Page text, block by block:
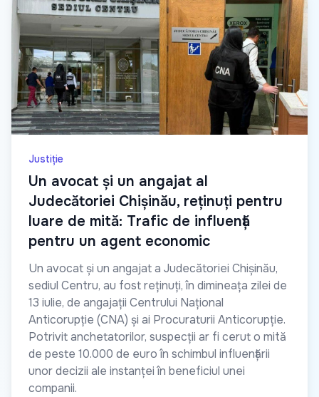
Justiție
Un avocat și un angajat al
Judecătoriei Chișinău, reținuți pentru
luare de mită: Trafic de influență
pentru un agent economic
Un avocat și un angajat a Judecătoriei Chișinău,
sediul Centru, au fost reținuți, în dimineața zilei de
13 iulie, de angajații Centrului Național
Anticorupție (CNA) și ai Procuraturii Anticorupție.
Potrivit anchetatorilor, suspecții ar fi cerut o mită
de peste 10.000 de euro în schimbul influențării
unor decizii ale instanței în beneficiul unei
companii.